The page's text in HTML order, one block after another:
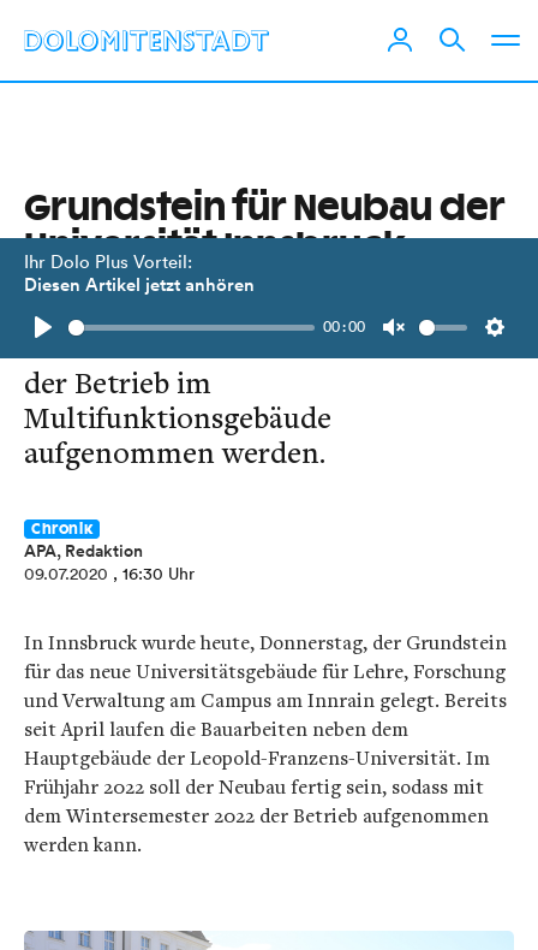
Ihr Dolo Plus Vorteil:
Diesen Artikel jetzt anhören
Play
00:00
Unmute
Grundstein für Neubau der
Universität Innsbruck
gelegt
Mit dem Wintersemester 2022 soll
der Betrieb im
Multifunktionsgebäude
aufgenommen werden.
Chronik
APA, Redaktion
09.07.2020 , 16:30 Uhr
In Innsbruck wurde heute, Donnerstag, der Grundstein
für das neue Universitätsgebäude für Lehre, Forschung
und Verwaltung am Campus am Innrain gelegt. Bereits
seit April laufen die Bauarbeiten neben dem
Hauptgebäude der Leopold-Franzens-Universität. Im
Frühjahr 2022 soll der Neubau fertig sein, sodass mit
dem Wintersemester 2022 der Betrieb aufgenommen
werden kann.